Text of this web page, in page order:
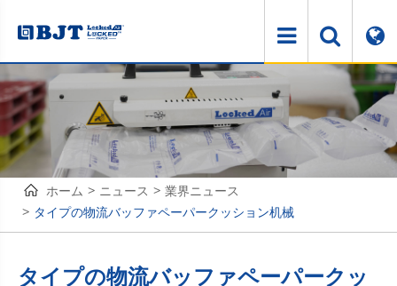
ホーム ニュース
業界ニュース
タイプの物流バッファペーパークッション机械
タイプの物流バッファペーパークッ